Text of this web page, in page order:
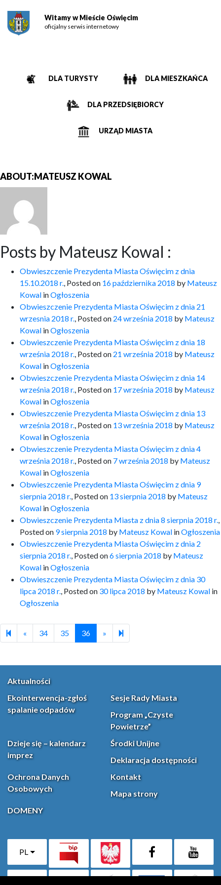
Witamy w Mieście Oświęcim
oficjalny serwis internetowy
DLA TURYSTY DLA MIESZKAŃCA
DLA PRZEDSIĘBIORCY
URZĄD MIASTA
ABOUT:MATEUSZ KOWAL
Posts by Mateusz Kowal :
Obwieszczenie Prezydenta Miasta Oświęcim z dnia
15.10.2018 r., Posted on 16 października 2018 by Mateusz
Kowal inOgłoszenia
Obwieszczenie Prezydenta Miasta Oświęcim z dnia 21
wrzesnia 2018 r., Posted on 24 września 2018 by Mateusz
Kowal inOgłoszenia
Obwieszczenie Prezydenta Miasta Oświęcim z dnia 18
września 2018 r., Posted on 21 września 2018 by Mateusz
Kowal inOgłoszenia
Obwieszczenie Prezydenta Miasta Oświęcim z dnia 14
września 2018 r., Posted on 17 września 2018 by Mateusz
Kowal inOgłoszenia
Obwieszczenie Prezydenta Miasta Oświęcim z dnia 13
września 2018 r., Posted on 13 września 2018 by Mateusz
Kowal inOgłoszenia
Obwieszczenie Prezydenta Miasta Oświęcim z dnia 4
września 2018 r., Posted on 7 września 2018 by Mateusz
Kowal inOgłoszenia
Obwieszczenie Prezydenta Miasta Oświęcim z dnia 9
sierpnia 2018 r., Posted on 13 sierpnia 2018 by Mateusz
Kowal inOgłoszenia
Obwieszczenie Prezydenta Miasta z dnia 8 sierpnia 2018 r.,
Posted on 9 sierpnia 2018 by Mateusz Kowal inOgłoszenia
Obwieszczenie Prezydenta Miasta Oświęcim z dnia 2
sierpnia 2018 r., Posted on6 sierpnia 2018 by Mateusz
Kowal inOgłoszenia
Obwieszczenie Prezydenta Miasta Oświęcim z dnia 30
lipca 2018 r., Posted on 30 lipca 2018 by Mateusz Kowal in
Ogłoszenia
« Previous page
34 35 36 » Next page
37
Aktualności
Ekointerwencja-zgłoś
spalanie odpadów
Sesje Rady Miasta
Program „Czyste
Powietrze”
Dzieje się – kalendarz
imprez
Środki Unijne
Deklaracja dostępności
Ochrona Danych
Osobowych
Kontakt
Mapa strony
DOMENY
PL
(otwiera się w nowej karcie)Facebook